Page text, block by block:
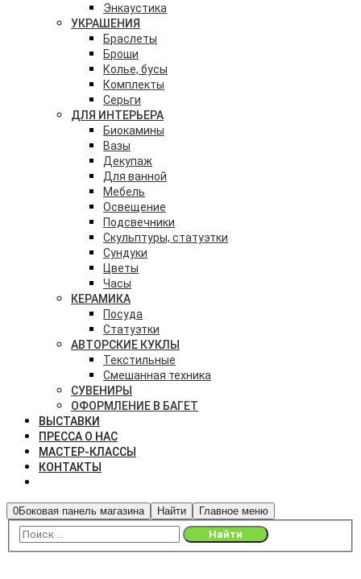
Энкаустика
УКРАШЕНИЯ
Браслеты
Броши
Колье, бусы
Комплекты
Серьги
ДЛЯ ИНТЕРЬЕРА
Биокамины
Вазы
Декупаж
Для ванной
Мебель
Освещение
Подсвечники
Скульптуры, статуэтки
Сундуки
Цветы
Часы
КЕРАМИКА
Посуда
Статуэтки
АВТОРСКИЕ КУКЛЫ
Текстильные
Смешанная техника
СУВЕНИРЫ
ОФОРМЛЕНИЕ В БАГЕТ
ВЫСТАВКИ
ПРЕССА О НАС
МАСТЕР-КЛАССЫ
КОНТАКТЫ
0Боковая панель магазина Найти Главное меню